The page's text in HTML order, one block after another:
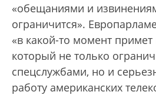
«обещаниями и
ограничится».
«в какой-то момент примет
который не только
спецслужбами, но и
работу американских